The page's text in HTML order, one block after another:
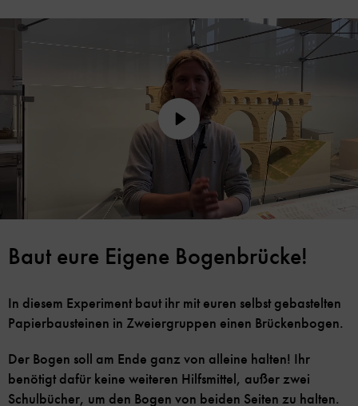
Play
Baut eure Eigene Bogenbrücke!
In diesem Experiment baut ihr mit euren selbst gebastelten
Papierbausteinen in Zweiergruppen einen Brückenbogen.
Der Bogen soll am Ende ganz von alleine halten! Ihr
benötigt dafür keine weiteren Hilfsmittel, außer zwei
Schulbücher, um den Bogen von beiden Seiten zu halten.